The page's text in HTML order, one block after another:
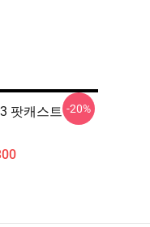
팟캐스트 -20%